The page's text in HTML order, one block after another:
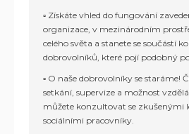
▫️ Získáte vhled do fungování
organizace, v mezinárodním
celého světa a stanete se součástí
dobrovolníků, které pojí podobný
▫️ O naše dobrovolníky se staráme!
setkání, supervize a možnost
můžete konzultovat se zkušenými
sociálními pracovníky.